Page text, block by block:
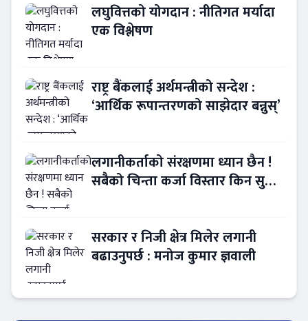
लघुवित्तको योगदान : नीतिगत मर्यादा
एक विश्लेषण
राष्ट्र बैंकलाई अर्थमन्त्रीको सन्देश :
‘आर्थिक रूपान्तरणको साझेदार बन्नुस्’
लगानीकर्ताको संरक्षणमा ध्यान छैन !
सबैको चिन्ता कर्जा विस्तार किन सुस्त
सरकार र निजी क्षेत्र मिलेर लगानी
बढाउनुपर्छ : मनोज कुमार ज्ञवाली